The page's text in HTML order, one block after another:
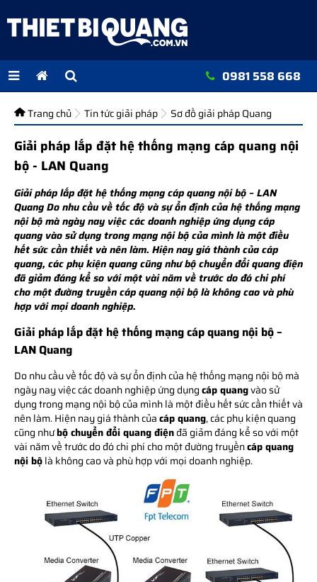
0981 558 668
Trang chủ Tin tức giải pháp Sơ đồ giải pháp Quang
Giải pháp lắp đặt hệ thống mạng cáp quang nội
bộ - LAN Quang
Giải pháp lắp đặt hệ thống mạng cáp quang nội bộ – LAN
Quang Do nhu cầu về tốc độ và sự ổn định của hệ thống mạng
nội bộ mà ngày nay việc các doanh nghiệp ứng dụng cáp
quang vào sử dụng trong mạng nội bộ của mình là một điều
hết sức cần thiết và nên làm. Hiện nay giá thành của cáp
quang, các phụ kiện quang cũng như bộ chuyển đổi quang điện
đã giảm đáng kể so với một vài năm về trước do đó chi phí
cho một đường truyền cáp quang nội bộ là không cao và phù
hợp với mọi doanh nghiệp.
Giải pháp lắp đặt hệ thống mạng cáp quang nội bộ –
LAN Quang
Do nhu cầu về tốc độ và sự ổn định của hệ thống mạng nội bộ mà
ngày nay việc các doanh nghiệp ứng dụngcáp quangvào sử
dụng trong mạng nội bộ của mình là một điều hết sức cần thiết và
nên làm. Hiện nay giá thành củacáp quang, các phụ kiện quang
cũng nhưbộ chuyển đổi quang điệnđã giảm đáng kể so với một
vài năm về trước do đó chi phí cho một đường truyềncáp quang
nội bộlà không cao và phù hợp với mọi doanh nghiệp.